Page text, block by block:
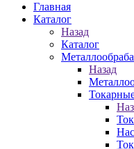
Главная
Каталог
Назад
Каталог
Назад